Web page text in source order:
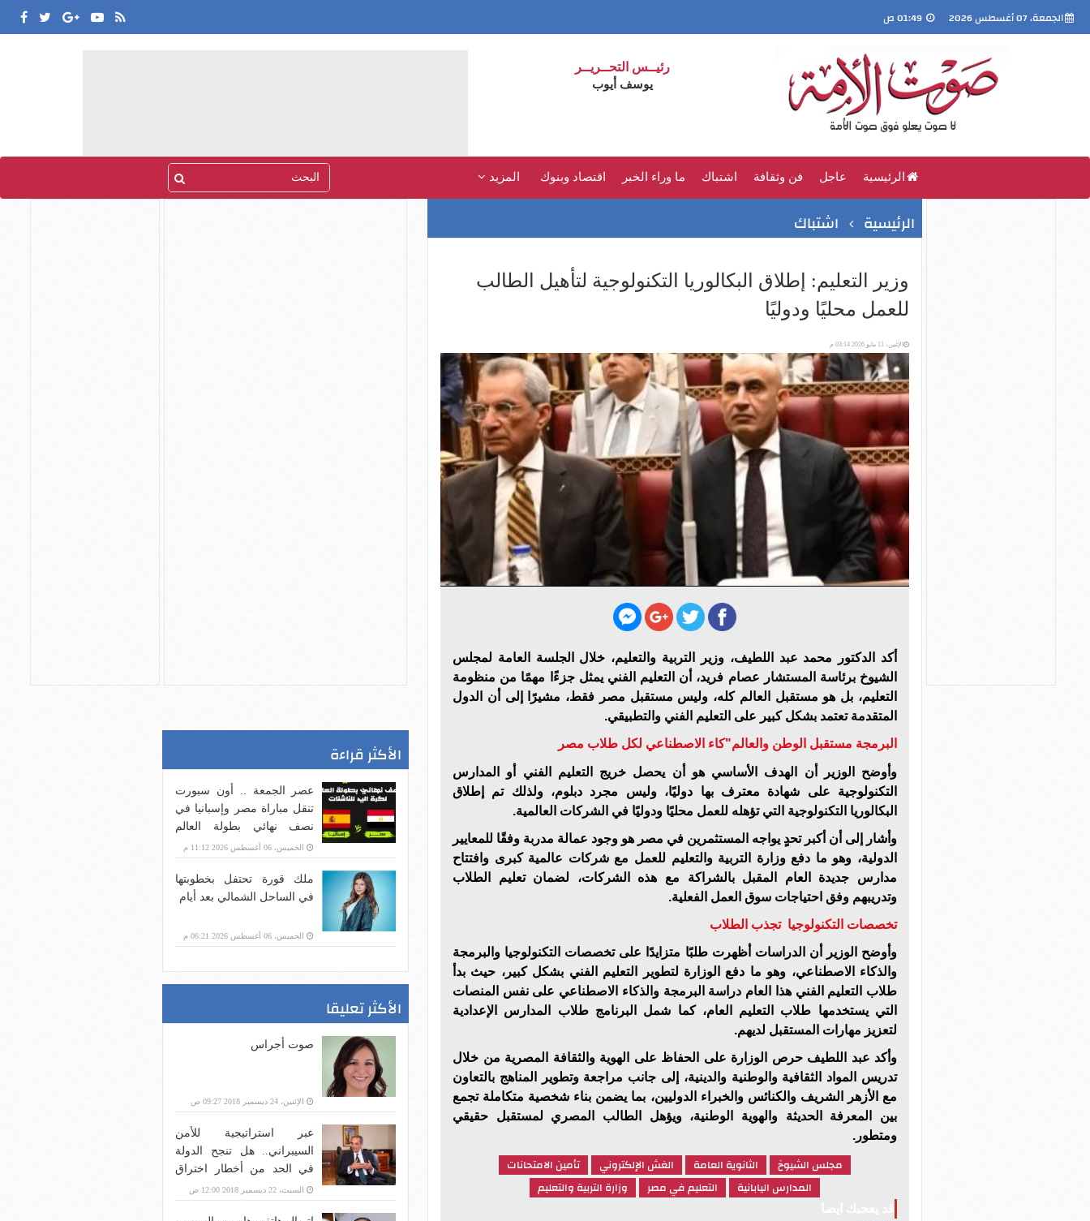
الجمعة، 07 أغسطس 2026
رئيــس التحــريــر
يوسف أيوب
الرئيسية عاجل فن وثقافة اشتباك ما وراء الخبر اقتصاد وبنوك المزيد
الرئيسية اشتباك
وزير التعليم: إطلاق البكالوريا التكنولوجية لتأهيل الطالب
للعمل محليًا ودوليًا
الإثنين، 11 مايو 2026 03:14 م
أكد الدكتور محمد عبد اللطيف، وزير التربية والتعليم، خلال الجلسة العامة لمجلس
الشيوخ برئاسة المستشار عصام فريد، أن التعليم الفني يمثل جزءًا مهمًا من منظومة
التعليم، بل هو مستقبل العالم كله، وليس مستقبل مصر فقط، مشيرًا إلى أن الدول
المتقدمة تعتمد بشكل كبير على التعليم الفني والتطبيقي.
البرمجة مستقبل الوطن والعالم"كاء الاصطناعي لكل طلاب مصر
وأوضح الوزير أن الهدف الأساسي هو أن يحصل خريج التعليم الفني أو المدارس
التكنولوجية على شهادة معترف بها دوليًا، وليس مجرد دبلوم، ولذلك تم إطلاق
البكالوريا التكنولوجية التي تؤهله للعمل محليًا ودوليًا في الشركات العالمية.
وأشار إلى أن أكبر تحدٍ يواجه المستثمرين في مصر هو وجود عمالة مدربة وفقًا للمعايير
الدولية، وهو ما دفع وزارة التربية والتعليم للعمل مع شركات عالمية كبرى وافتتاح
مدارس جديدة العام المقبل بالشراكة مع هذه الشركات، لضمان تعليم الطلاب
وتدريبهم وفق احتياجات سوق العمل الفعلية.
تخصصات التكنولوجيا تجذب الطلاب
وأوضح الوزير أن الدراسات أظهرت طلبًا متزايدًا على تخصصات التكنولوجيا والبرمجة
والذكاء الاصطناعي، وهو ما دفع الوزارة لتطوير التعليم الفني بشكل كبير، حيث بدأ
طلاب التعليم الفني هذا العام دراسة البرمجة والذكاء الاصطناعي على نفس المنصات
التي يستخدمها طلاب التعليم العام، كما شمل البرنامج طلاب المدارس الإعدادية
لتعزيز مهارات المستقبل لديهم.
وأكد عبد اللطيف حرص الوزارة على الحفاظ على الهوية والثقافة المصرية من خلال
تدريس المواد الثقافية والوطنية والدينية، إلى جانب مراجعة وتطوير المناهج بالتعاون
مع الأزهر الشريف والكنائس والخبراء الدوليين، بما يضمن بناء شخصية متكاملة تجمع
بين المعرفة الحديثة والهوية الوطنية، ويؤهل الطالب المصري لمستقبل حقيقي
ومتطور.
مجلس الشيوخ الثانوية العامة الغش الإلكتروني
تأمين الامتحانات
المدارس اليابانية
التعليم في مصر وزارة التربية والتعليم
الأكثر قراءة
عصر الجمعة .. أون سبورت
تنقل مباراة مصر وإسبانيا في
نصف نهائي بطولة العالم
للناشئات لكرة اليد
الخميس، 06 أغسطس 2026 11:12 م
ملك قورة تحتفل بخطوبتها
في الساحل الشمالي بعد أيام
الخميس، 06 أغسطس 2026 06:21 م
الأكثر تعليقا
صوت أجراس
الإثنين، 24 ديسمبر 2018 09:27 ص
عبر استراتيجية للأمن
السيبراني.. هل تنجح الدولة
في الحد من أخطار اختراق
بنية الاتصالات؟
السبت، 22 ديسمبر 2018 12:00 ص